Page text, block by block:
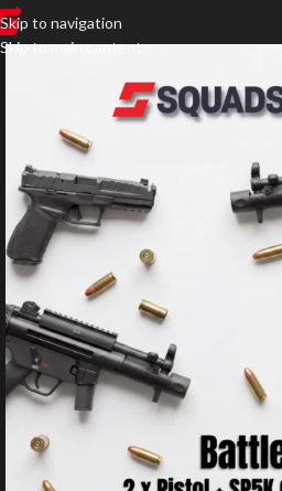
Skip to navigation
Skip to main content